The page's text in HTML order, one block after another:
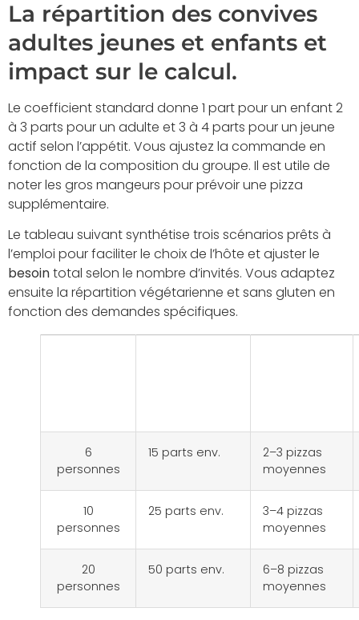
La répartition des convives
adultes jeunes et enfants et
impact sur le calcul.
Le coefficient standard donne 1 part pour un enfant 2
à 3 parts pour un adulte et 3 à 4 parts pour un jeune
actif selon l’appétit. Vous ajustez la commande en
fonction de la composition du groupe. Il est utile de
noter les gros mangeurs pour prévoir une pizza
supplémentaire.
Le tableau suivant synthétise trois scénarios prêts à
l’emploi pour faciliter le choix de l’hôte et ajuster le
besointotal selon le nombre d’invités. Vous adaptez
ensuite la répartition végétarienne et sans gluten en
fonction des demandes spécifiques.
6
personnes
15 parts env.
2–3 pizzas
moyennes
10
personnes
25 parts env.
3–4 pizzas
moyennes
20
personnes
50 parts env.
6–8 pizzas
moyennes